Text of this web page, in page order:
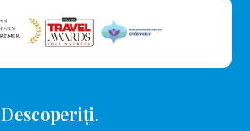
Descoperiți.